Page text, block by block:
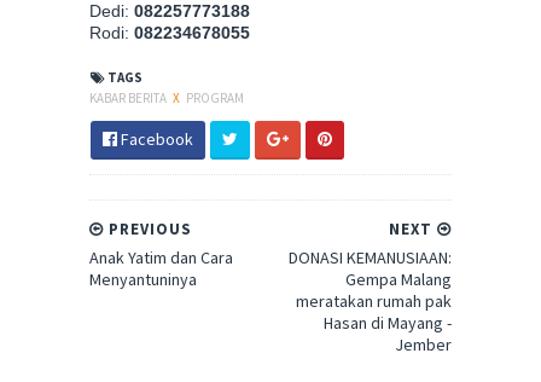
Dedi: 082257773188
Rodi: 082234678055
TAGS
KABAR BERITA X PROGRAM
Facebook
NEXT
DONASI KEMANUSIAAN:
Gempa Malang
meratakan rumah pak
Hasan di Mayang -
Jember
PREVIOUS
Anak Yatim dan Cara
Menyantuninya